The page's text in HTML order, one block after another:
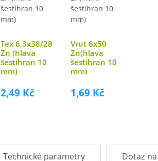
Tex 6,3x38/28
Zn (hlava
šestihran 10
mm)
2,49 Kč
Vrut 6x50
Zn(hlava
šestihran 10
mm)
1,69 Kč
Technické parametry Dotaz